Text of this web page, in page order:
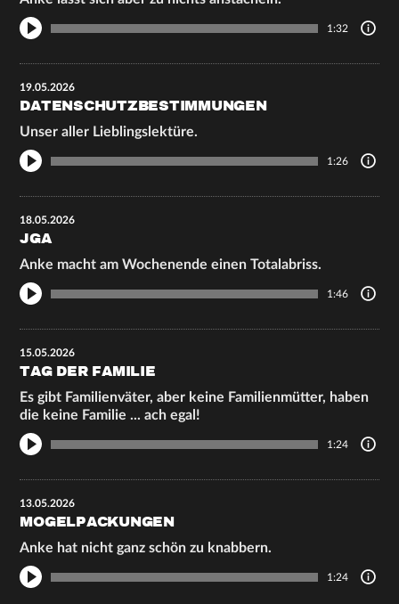
1:32
19.05.2026
DATENSCHUTZBESTIMMUNGEN
Unser aller Lieblingslektüre.
1:26
18.05.2026
JGA
Anke macht am Wochenende einen Totalabriss.
1:46
15.05.2026
TAG DER FAMILIE
Es gibt Familienväter, aber keine Familienmütter, haben
die keine Familie ... ach egal!
1:24
13.05.2026
MOGELPACKUNGEN
Anke hat nicht ganz schön zu knabbern.
1:24